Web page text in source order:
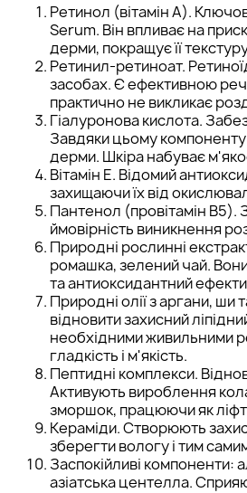
Ретинол (вітамін А).
Serum. Він впливає на
дерми, покращує її
Ретинил-ретиноат.
засобах. Є ефективною
практично не викликає
Гіалуронова кислота.
Завдяки цьому
дерми. Шкіра набуває
Вітамін Е. Відомий
захищаючи їх від
Пантенол (провітамін
ймовірність виникнення
Природні рослинні
ромашка, зелений чай.
та антиоксидантний
Природні олії з аргани,
відновити захисний
необхідними живильними
гладкість і м'якість.
Пептидні комплекси.
Активують вироблення
зморшок, працюючи як
Кераміди. Створюють
зберегти вологу і тим
Заспокійливі компоненти:
азіатська центелла.